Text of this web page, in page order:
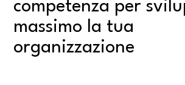
competenza per
massimo la tua
organizzazione